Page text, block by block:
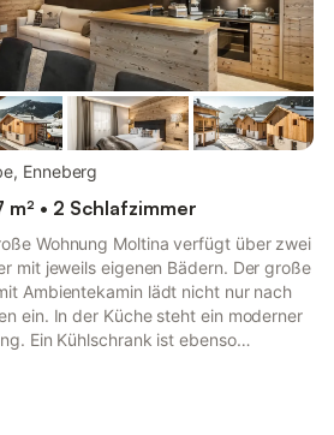
Enneberg
• 2 Schlafzimmer
Wohnung Moltina verfügt über zwei
mit jeweils eigenen Bädern. Der große
Ambientekamin lädt nicht nur nach
ein. In der Küche steht ein moderner
Ein Kühlschrank ist ebenso
Ausserdem verfügt sie über